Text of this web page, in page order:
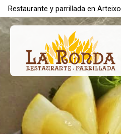
Restaurante y parrillada en Arteixo